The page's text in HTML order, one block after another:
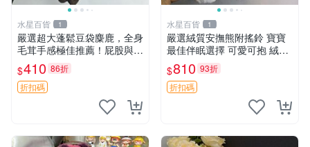
水星百貨 1
嚴選超大蓬鬆豆袋麋鹿，全身
毛茸手感極佳推薦！屁股與四
肢填充均勻，適合收藏與孩童
共賞。 麋鹿 豆袋 毛茸玩具
$410 86折
折扣碼
水星百貨 1
嚴選絨質安撫熊附搖鈴 寶寶
最佳伴眠選擇 可愛可抱 絨毛
玩具 安撫熊 嬰兒用
$810 93折
折扣碼